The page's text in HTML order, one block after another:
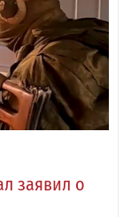
заявил о